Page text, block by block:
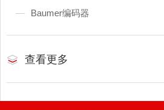
Baumer编码器
查看更多